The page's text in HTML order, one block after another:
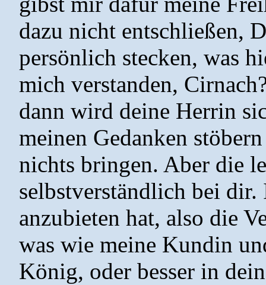
dazu nicht entschließen,
persönlich stecken, was
mich verstanden,
dann wird deine Herrin
meinen Gedanken
nichts bringen. Aber die
selbstverständlich bei
anzubieten hat, also die
was wie meine Kundin
König, oder besser in